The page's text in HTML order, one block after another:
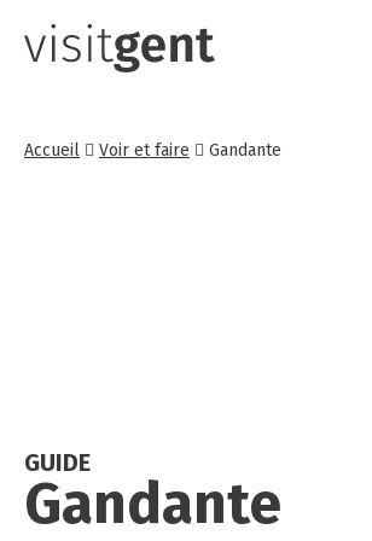
principal
Accueil Voir et faire Gandante
Gan­dante
GUIDE